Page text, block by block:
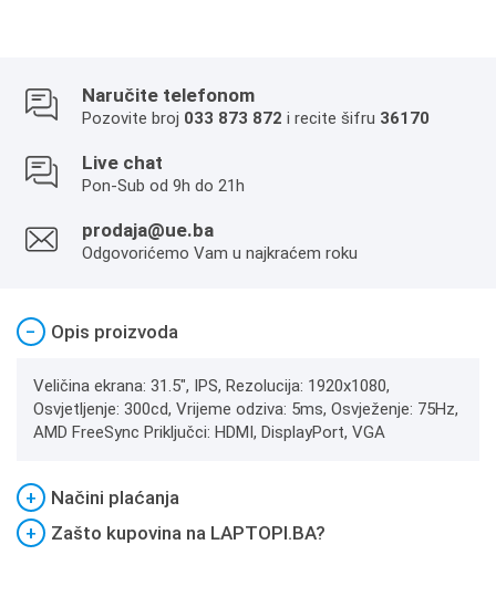
Naručite telefonom
Pozovite broj 033 873 872 i recite šifru 36170
Live chat
Pon-Sub od 9h do 21h
prodaja@ue.ba
Odgovorićemo Vam u najkraćem roku
− Opis proizvoda
Veličina ekrana: 31.5", IPS, Rezolucija: 1920x1080,
Osvjetljenje: 300cd, Vrijeme odziva: 5ms, Osvježenje: 75Hz,
AMD FreeSync Priključci: HDMI, DisplayPort, VGA
+
Načini plaćanja
+
Zašto kupovina na LAPTOPI.BA?